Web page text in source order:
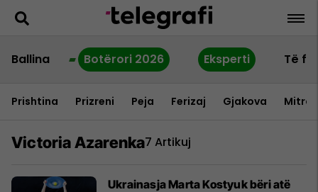
Ballina Botërori 2026 Eksperti Të
Prishtina Prizreni Peja Ferizaj Gjakova
Victoria Azarenka7 Artikuj
Ukrainasja Marta Kostyuk bëri atë